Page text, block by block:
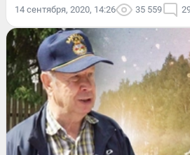
14 сентября, 2020, 14:26 35 559